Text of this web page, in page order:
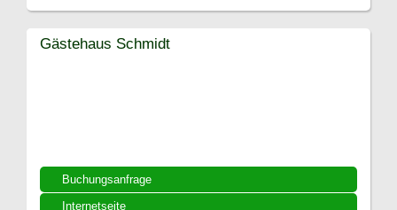
Buchungsanfrage
Internetseite
Gästehaus Schmidt